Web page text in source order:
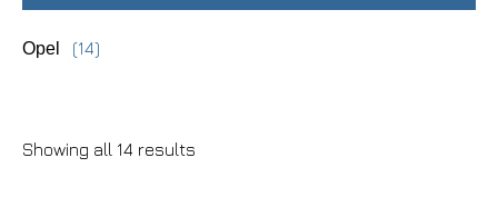
Opel (14)
Showing all 14 results